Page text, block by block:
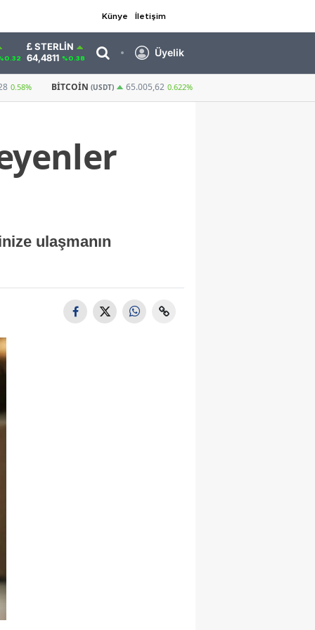
Künye İletişim
STERLIN
64,4811 %0.38 Üyelik
65.005,62 0.622% GRAM ALTIN 6.660,55 2,59%
ulaşmanın